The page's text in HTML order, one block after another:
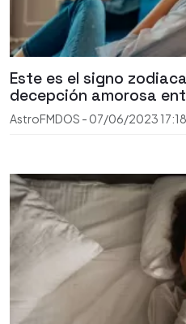
Este es el signo
decepción amorosa
AstroFMDOS - 07/06/2023 17:18